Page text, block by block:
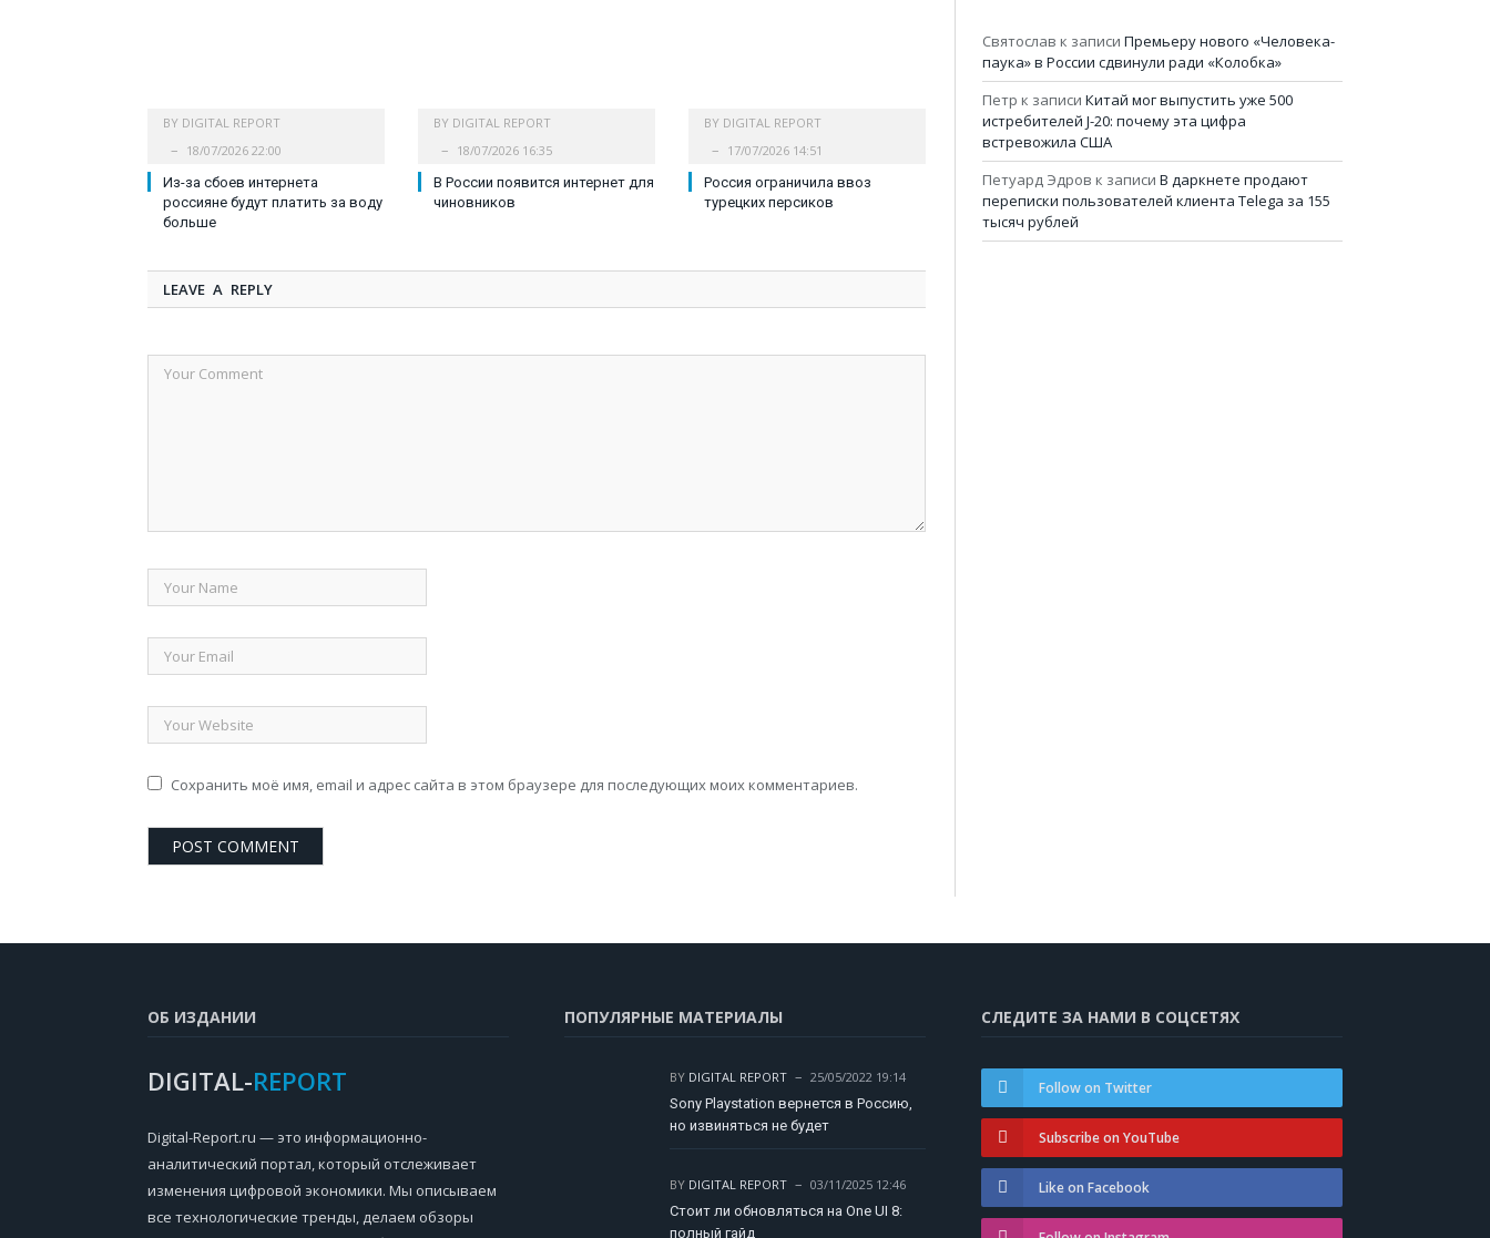
BY DIGITAL REPORT
18/07/2026 22:00
Из-за сбоев интернета
россияне будут платить за воду
больше
BY DIGITAL REPORT
18/07/2026 16:35
В России появится интернет для
чиновников
BY DIGITAL REPORT
17/07/2026 14:51
Россия ограничила ввоз
турецких персиков
LEAVE A REPLY
Сохранить моё имя, email и адрес сайта в этом браузере для последующих моих комментариев.
Святослав к записи Премьеру нового «Человека-
паука» в России сдвинули ради «Колобка»
Петр к записи Китай мог выпустить уже 500
истребителей J-20: почему эта цифра
встревожила США
Петуард Эдров к записи В даркнете продают
переписки пользователей клиента Telega за 155
тысяч рублей
ОБ ИЗДАНИИ
DIGITAL-REPORT
Digital-Report.ru — это информационно-
аналитический портал, который отслеживает
изменения цифровой экономики. Мы описываем
все технологические тренды, делаем обзоры
ПОПУЛЯРНЫЕ МАТЕРИАЛЫ
BY DIGITAL REPORT
25/05/2022 19:14
Sony Playstation вернется в Россию,
но извиняться не будет
BY DIGITAL REPORT
03/11/2025 12:46
Стоит ли обновляться на One UI 8:
полный гайд
СЛЕДИТЕ ЗА НАМИ В СОЦСЕТЯХ
Follow on Twitter
Subscribe on YouTube
Like on Facebook